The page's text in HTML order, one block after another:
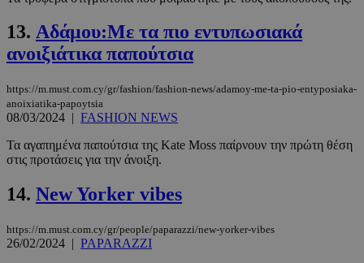
13. Αδάμου:Με τα πιο εντυπωσιακά
ανοιξιάτικα παπούτσια
https://m.must.com.cy/gr/fashion/fashion-news/adamoy-me-ta-pio-entyposiaka-
anoixiatika-papoytsia
08/03/2024 | FASHION NEWS
Τα αγαπημένα παπούτσια της Kate Moss παίρνουν την πρώτη θέση
στις προτάσεις για την άνοιξη.
14. New Yorker vibes
https://m.must.com.cy/gr/people/paparazzi/new-yorker-vibes
26/02/2024 | PAPARAZZI